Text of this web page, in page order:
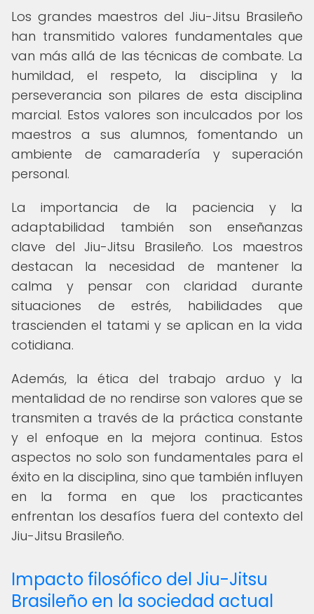
Los grandes maestros del Jiu-Jitsu Brasileño
han transmitido valores fundamentales que
van más allá de las técnicas de combate. La
humildad, el respeto, la disciplina y la
perseverancia son pilares de esta disciplina
marcial. Estos valores son inculcados por los
maestros a sus alumnos, fomentando un
ambiente de camaradería y superación
personal.
La importancia de la paciencia y la
adaptabilidad también son enseñanzas
clave del Jiu-Jitsu Brasileño. Los maestros
destacan la necesidad de mantener la
calma y pensar con claridad durante
situaciones de estrés, habilidades que
trascienden el tatami y se aplican en la vida
cotidiana.
Además, la ética del trabajo arduo y la
mentalidad de no rendirse son valores que se
transmiten a través de la práctica constante
y el enfoque en la mejora continua. Estos
aspectos no solo son fundamentales para el
éxito en la disciplina, sino que también influyen
en la forma en que los practicantes
enfrentan los desafíos fuera del contexto del
Jiu-Jitsu Brasileño.
Impacto filosófico del Jiu-Jitsu
Brasileño en la sociedad actual